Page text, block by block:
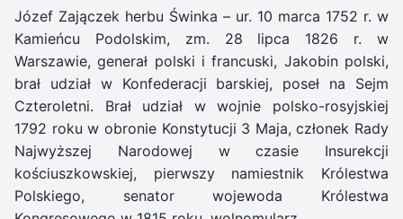
Józef Zajączek herbu Świnka – ur. 10 marca 1752 r. w
Kamieńcu Podolskim, zm. 28 lipca 1826 r. w
Warszawie, generał polski i francuski, Jakobin polski,
brał udział w Konfederacji barskiej, poseł na Sejm
Czteroletni. Brał udział w wojnie polsko-rosyjskiej
1792 roku w obronie Konstytucji 3 Maja, członek Rady
Najwyższej Narodowej w czasie Insurekcji
kościuszkowskiej, pierwszy namiestnik Królestwa
Polskiego, senator wojewoda Królestwa